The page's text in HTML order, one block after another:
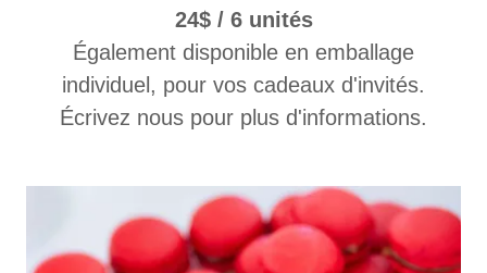
24$ / 6 unités
Également disponible en emballage
individuel, pour vos cadeaux d'invités.
Écrivez nous pour plus d'informations.